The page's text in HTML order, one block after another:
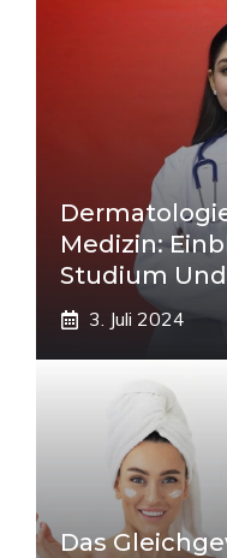
Medizin:
Studium
3. Juli 2024
Das